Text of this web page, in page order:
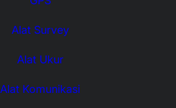
Alat Survey
Alat Ukur
Alat Komunikasi